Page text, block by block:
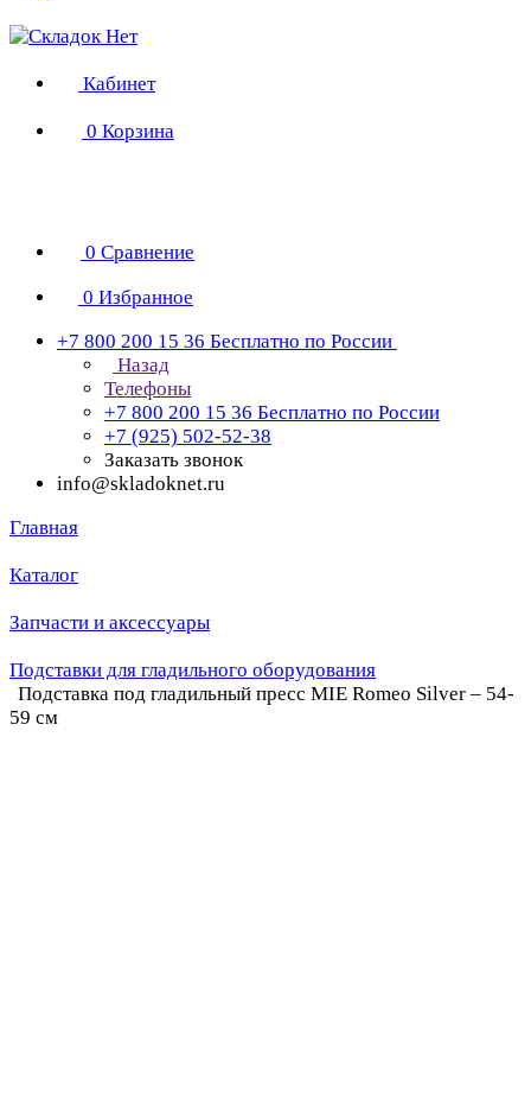
Кабинет
0 Корзина
0 Сравнение
0 Избранное
+7 800 200 15 36 Бесплатно по России
Назад
Телефоны
+7 800 200 15 36 Бесплатно по России
+7 (925) 502-52-38
Заказать звонок
info@skladoknet.ru
Главная
Каталог
Запчасти и аксессуары
Подставки для гладильного оборудования
Подставка под гладильный пресс MIE Romeo Silver – 54-
59 см